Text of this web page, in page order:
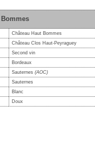
Bommes
Château Haut Bommes
Château Clos Haut-Peyraguey
Second vin
Bordeaux
Sauternes (AOC)
Sauternes
Blanc
Doux